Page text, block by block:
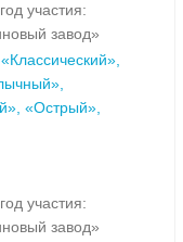
участия:
завод»
«Острый»,
участия:
завод»